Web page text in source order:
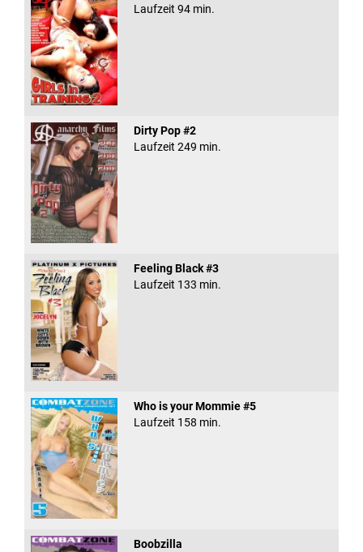
Laufzeit 94 min.
Dirty Pop #2
Laufzeit 249 min.
Feeling Black #3
Laufzeit 133 min.
Who is your Mommie #5
Laufzeit 158 min.
Boobzilla